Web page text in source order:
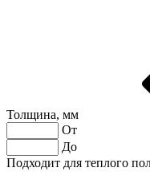
Толщина, мм
От
До
Подходит для теплого